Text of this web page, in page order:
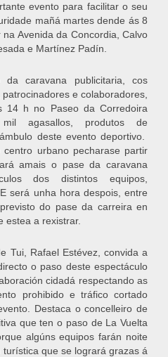
evento para facilitar o seu
mañá martes dende ás 8
Avenida da Concordia, Calvo
e Martínez Padín.
caravana publicitaria, cos
e colaboradores,
h no Paseo da Corredoira
agasallos, produtos de
deste evento deportivo.
urbano pecharase partir
amais o pase da caravana
dos distintos equipos,
será unha hora despois, entre
do pase da carreira en
estea a rexistrar.
Tui, Rafael Estévez, convida a
o paso deste espectáculo
cidadá respectando as
prohibido e tráfico cortado
Destaca o concelleiro de
que ten o paso de La Vuelta
algúns equipos farán noite
que se logrará grazas á